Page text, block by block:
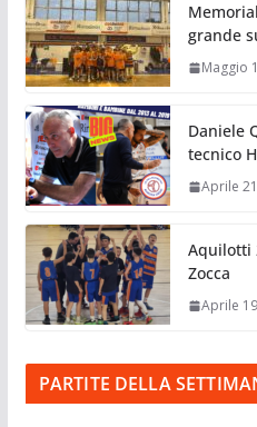
grande
Maggio
Daniele
tecnico
Aprile
Aquilotti
Zocca
Aprile
PARTITE DELLA